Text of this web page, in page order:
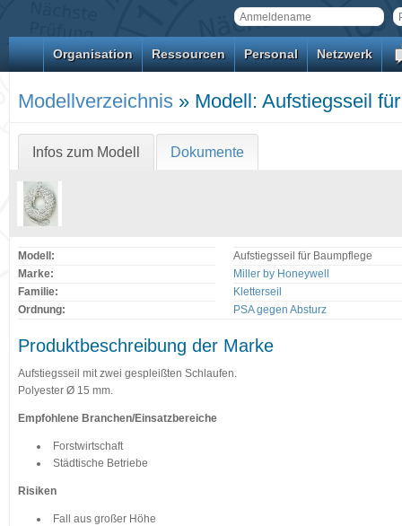
Organisation Ressourcen Personal Netzwerk
Modellverzeichnis » Modell: Aufstiegsseil
Infos zum Modell Dokumente
Modell:
Aufstiegsseil für Baumpflege
Marke:
Miller by Honeywell
Familie:
Kletterseil
Ordnung:
PSA gegen Absturz
Produktbeschreibung der Marke
Aufstiegsseil mit zwei gespleißten Schlaufen.
Polyester Ø 15 mm.
Empfohlene Branchen/Einsatzbereiche
Forstwirtschaft
Städtische Betriebe
Risiken
Fall aus großer Höhe